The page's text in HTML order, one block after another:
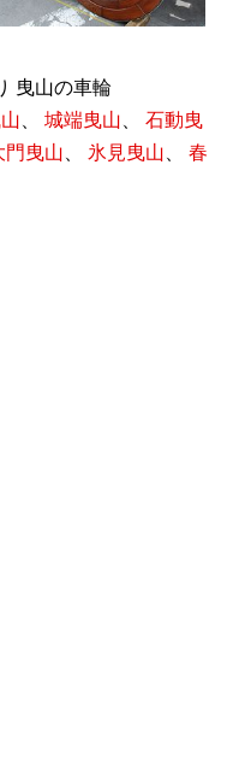
曳山の車輪
城端曳山
石動曳
門曳山 氷見曳山
春